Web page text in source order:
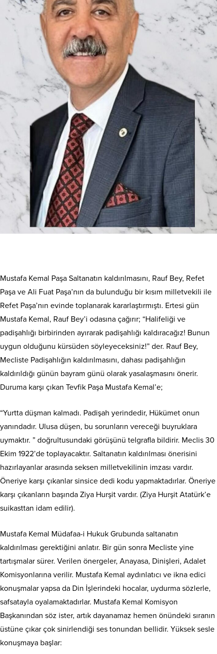
Mustafa Kemal Paşa Saltanatın kaldırılmasını, Rauf Bey, Refet
Paşa ve Ali Fuat Paşa’nın da bulunduğu bir kısım milletvekili ile
Refet Paşa’nın evinde toplanarak kararlaştırmıştı. Ertesi gün
Mustafa Kemal, Rauf Bey’i odasına çağırır; “Halifeliği ve
padişahlığı birbirinden ayırarak padişahlığı kaldıracağız! Bunun
uygun olduğunu kürsüden söyleyeceksiniz!” der. Rauf Bey,
Mecliste Padişahlığın kaldırılmasını, dahası padişahlığın
kaldırıldığı günün bayram günü olarak yasalaşmasını önerir.
Duruma karşı çıkan Tevfik Paşa Mustafa Kemal’e;
“Yurtta düşman kalmadı. Padişah yerindedir, Hükümet onun
yanındadır. Ulusa düşen, bu sorunların vereceği buyruklara
uymaktır. ” doğrultusundaki görüşünü telgrafla bildirir. Meclis 30
Ekim 1922’de toplayacaktır. Saltanatın kaldırılması önerisini
hazırlayanlar arasında seksen milletvekilinin imzası vardır.
Öneriye karşı çıkanlar sinsice dedi kodu yapmaktadırlar. Öneriye
karşı çıkanların başında Ziya Hurşit vardır. (Ziya Hurşit Atatürk’e
suikasttan idam edilir).
Mustafa Kemal Müdafaa-i Hukuk Grubunda saltanatın
kaldırılması gerektiğini anlatır. Bir gün sonra Mecliste yine
tartışmalar sürer. Verilen önergeler, Anayasa, Dinişleri, Adalet
Komisyonlarına verilir. Mustafa Kemal aydınlatıcı ve ikna edici
konuşmalar yapsa da Din İşlerindeki hocalar, uydurma sözlerle,
safsatayla oyalamaktadırlar. Mustafa Kemal Komisyon
Başkanından söz ister, artık dayanamaz hemen önündeki sıranın
üstüne çıkar çok sinirlendiği ses tonundan bellidir. Yüksek sesle
konuşmaya başlar: